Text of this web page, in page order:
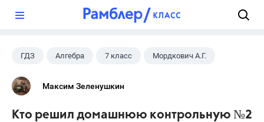
ГДЗ Алгебра 7 класс Мордкович А.Г.
Максим Зеленушкин
Кто решил домашнюю контрольную №2